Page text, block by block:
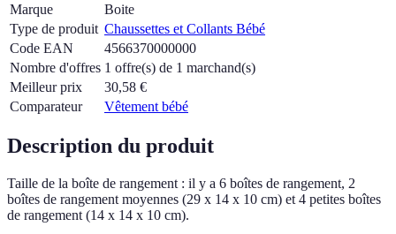
Marque
Boite
Type de produit Chaussettes et Collants Bébé
Code EAN
4566370000000
Nombre d'offres 1 offre(s) de 1 marchand(s)
Meilleur prix
30,58 €
Comparateur
Vêtement bébé
Description du produit
Taille de la boîte de rangement : il y a 6 boîtes de rangement, 2
boîtes de rangement moyennes (29 x 14 x 10 cm) et 4 petites boîtes
de rangement (14 x 14 x 10 cm).